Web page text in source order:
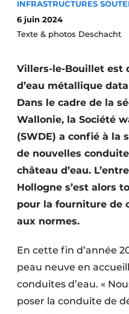
Video’s
Construction bois
Contrôle d’accès
Éclairage
Fondations
Façades
Géotextiles
Infrastructures
Protection solaire
INFRASTRUCTURES
6 juin 2024
Texte & photos Deschacht
Villers-le-Bouillet est
d’eau métallique
Dans le cadre de la
Wallonie, la Société
(SWDE) a confié à la
de nouvelles
château d’eau.
Hollogne s’est alors
pour la fourniture de
aux normes.
En cette fin d’année
peau neuve en
conduites d’eau. «
poser la conduite de